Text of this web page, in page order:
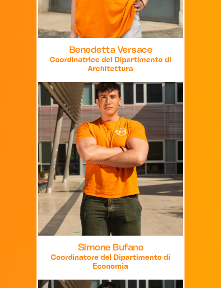
Benedetta Versace
Coordinatrice del Dipartimento di
Architettura
Simone Bufano
Coordinatore del Dipartimento di
Economia